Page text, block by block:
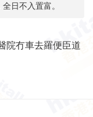
日不入置富。
院冇車去羅便臣道